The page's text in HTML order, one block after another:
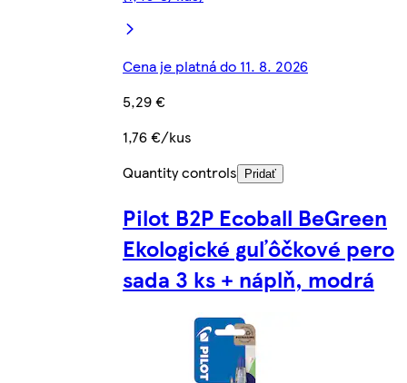
Cena je platná do 11. 8. 2026
5,29 €
1,76 €/kus
Quantity controls
Pridať
Pilot B2P Ecoball BeGreen
Ekologické guľôčkové pero
sada 3 ks + náplň, modrá